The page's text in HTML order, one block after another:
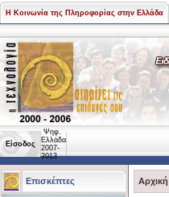
Η Κοινωνία της Πληροφορίας στην Ελλάδα
Είσοδος
Ψηφ.
Ελλάδα
2007-
2013
Επισκέπτες